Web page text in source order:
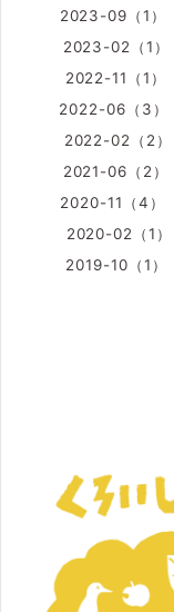
2023-09（1）
2023-02（1）
2022-11（1）
2022-06（3）
2022-02（2）
2021-06（2）
2020-11（4）
2020-02（1）
2019-10（1）